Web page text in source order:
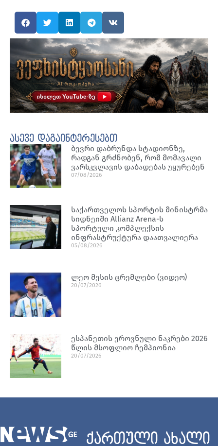
ასევე დაგაინტერესებთ
ბევრი დაბრუნდა სტადიონზე,
რადგან გრძნობენ, რომ მომავალი
ვარსკვლავის დაბადებას უყურებენ
07/08/2026
საქართველოს სპორტის მინისტრმა
სიდნეიში Allianz Arena-ს
სპორტული კომპლექსის
ინფრასტრუქტურა დაათვალიერა
05/08/2026
ლეო მესის ცრემლები (ვიდეო)
20/07/2026
ესპანეთის ეროვნული ნაკრები 2026
წლის მსოფლიო ჩემპიონია
20/07/2026
ქართული ახალი